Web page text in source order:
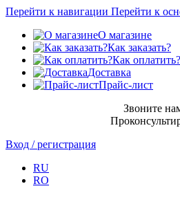
Перейти к навигации Перейти к
О магазине
Как заказать?
Как оплатить?
Доставка
Прайс-лист
Звоните
Вход / регистрация
RU
RO